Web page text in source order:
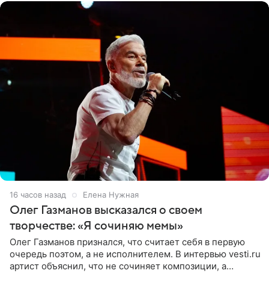
16 часов назад Елена Нужная
Олег Газманов высказался о своем
творчестве: «Я сочиняю мемы»
Олег Газманов признался, что считает себя в первую
очередь поэтом, а не исполнителем. В интервью vesti.ru
артист объяснил, что не сочиняет композиции, а